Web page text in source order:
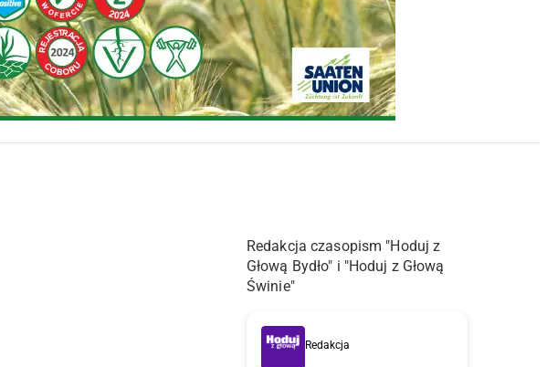
Redakcja czasopism "Hoduj z
Głową Bydło" i "Hoduj z Głową
Świnie"
Redakcja